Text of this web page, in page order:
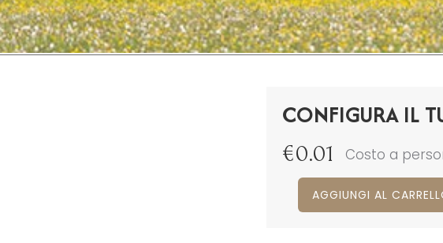
CONFIGURA IL
€0.01 Costo a
AGGIUNGI AL